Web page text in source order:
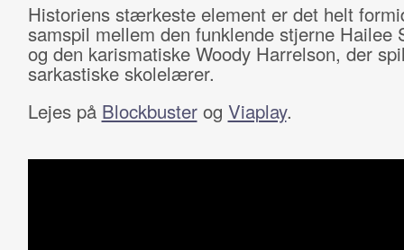
Historiens stærkeste element er det helt
samspil mellem den funklende stjerne Hailee
og den karismatiske Woody Harrelson, der
sarkastiske skolelærer.
Lejes på Blockbusterog Viaplay.